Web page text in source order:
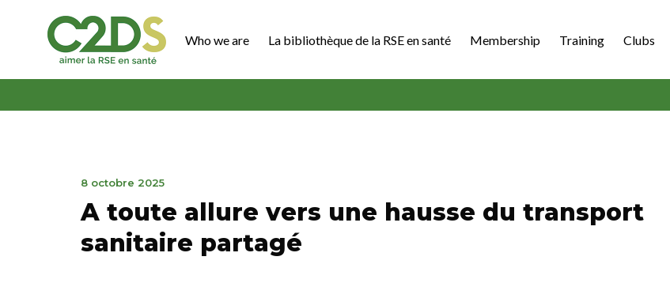
Who we are La bibliothèque de la RSE en santé Membership Training Clubs
8 octobre 20259
2025
A toute allure vers une hausse du transport
sanitaire partagé